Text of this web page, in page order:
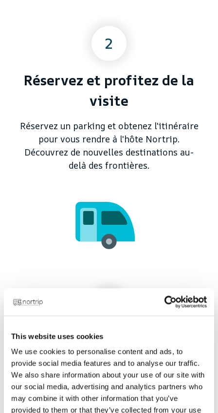
This website uses cookies
We use cookies to personalise content and ads, to
provide social media features and to analyse our traffic.
We also share information about your use of our site with
our social media, advertising and analytics partners who
may combine it with other information that you’ve
provided to them or that they’ve collected from your use
2
Réservez et profitez de la
visite
Réservez un parking et obtenez l'itinéraire
pour vous rendre à l'hôte Nortrip.
Découvrez de nouvelles destinations au-
delà des frontières.
Arrivée chez l'hôte
Vivez des expériences fantastiques avec
votre hôte et passez la nuit dans un parc
gratuit ! Découvrez la culture locale, la
gastronomie et la nature en Norvège et en